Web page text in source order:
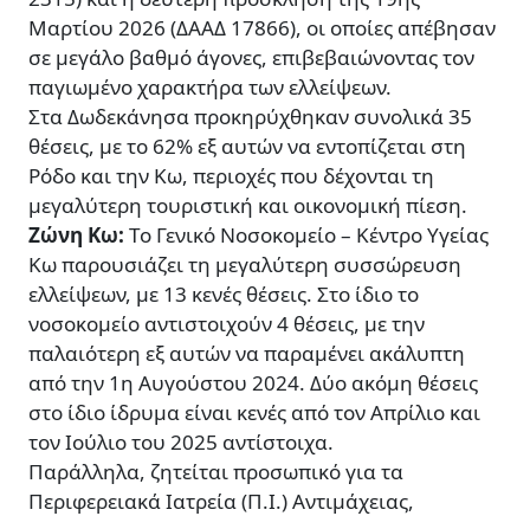
Μαρτίου 2026 (ΔΑΑΔ 17866), οι οποίες απέβησαν
σε μεγάλο βαθμό άγονες, επιβεβαιώνοντας τον
παγιωμένο χαρακτήρα των ελλείψεων.
Στα Δωδεκάνησα προκηρύχθηκαν συνολικά 35
θέσεις, με το 62% εξ αυτών να εντοπίζεται στη
Ρόδο και την Κω, περιοχές που δέχονται τη
μεγαλύτερη τουριστική και οικονομική πίεση.
Ζώνη Κω: Το Γενικό Νοσοκομείο – Κέντρο Υγείας
Κω παρουσιάζει τη μεγαλύτερη συσσώρευση
ελλείψεων, με 13 κενές θέσεις. Στο ίδιο το
νοσοκομείο αντιστοιχούν 4 θέσεις, με την
παλαιότερη εξ αυτών να παραμένει ακάλυπτη
από την 1η Αυγούστου 2024. Δύο ακόμη θέσεις
στο ίδιο ίδρυμα είναι κενές από τον Απρίλιο και
τον Ιούλιο του 2025 αντίστοιχα.
Παράλληλα, ζητείται προσωπικό για τα
Περιφερειακά Ιατρεία (Π.Ι.) Αντιμάχειας,